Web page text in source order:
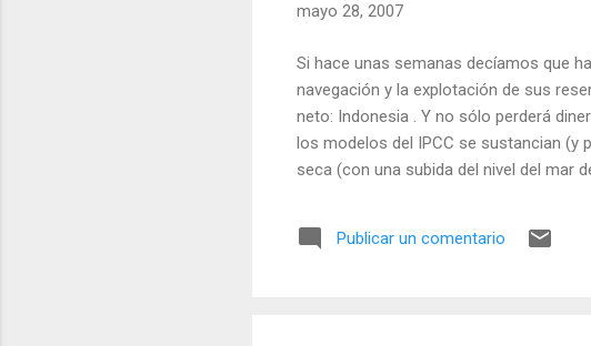
mayo 28, 2007
Si hace unas semanas decíamos que
navegación y la explotación de sus
neto: Indonesia . Y no sólo perderá
los modelos del IPCC se sustancian (y
seca (con una subida del nivel del mar
indonesias son pasto de las llamas y
Publicar un comentario